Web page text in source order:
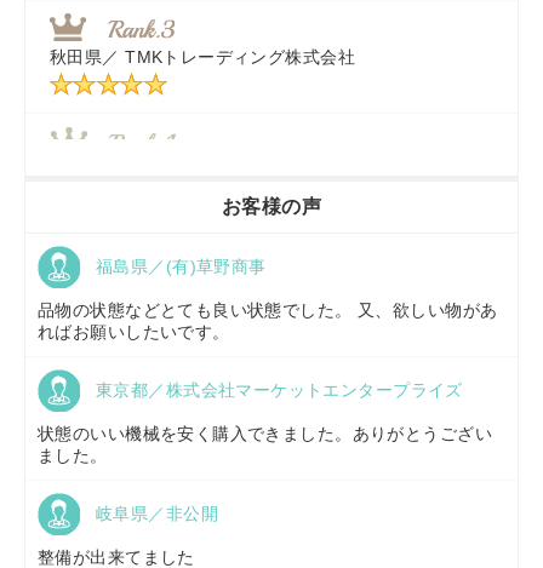
東京都／
秋田県／ TMKトレーディング株式会社
秋田県／ TMKトレーディング株式会社
京都府／
福島県／(有)草野商事
山形県／株式会社ノーキステージ
お客様の声
福島県／(有)草野商事
品物の状態などとても良い状態でした。 又、欲しい物があ
ればお願いしたいです。
東京都／株式会社マーケットエンタープライズ
状態のいい機械を安く購入できました。ありがとうござい
ました。
岐阜県／非公開
整備が出来てました